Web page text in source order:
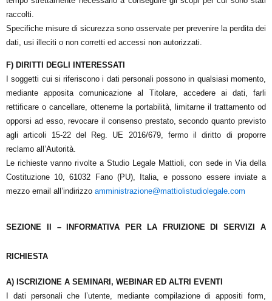
raccolti.
Specifiche misure di sicurezza sono osservate per prevenire la perdita dei
dati, usi illeciti o non corretti ed accessi non autorizzati.
F) DIRITTI DEGLI INTERESSATI
I soggetti cui si riferiscono i dati personali possono in qualsiasi momento,
mediante apposita comunicazione al Titolare, accedere ai dati, farli
rettificare o cancellare, ottenerne la portabilità, limitarne il trattamento od
opporsi ad esso, revocare il consenso prestato, secondo quanto previsto
agli articoli 15-22 del Reg. UE 2016/679, fermo il diritto di proporre
reclamo all’Autorità.
Le richieste vanno rivolte a Studio Legale Mattioli, con sede in Via della
Costituzione 10, 61032 Fano (PU), Italia , e possono essere inviate a
mezzo email all’indirizzo amministrazione@mattiolistudiolegale.com
SEZIONE II – INFORMATIVA PER LA FRUIZIONE DI SERVIZI A
RICHIESTA
A) ISCRIZIONE A SEMINARI, WEBINAR ED ALTRI EVENTI
I dati personali che l’utente, mediante compilazione di appositi form,